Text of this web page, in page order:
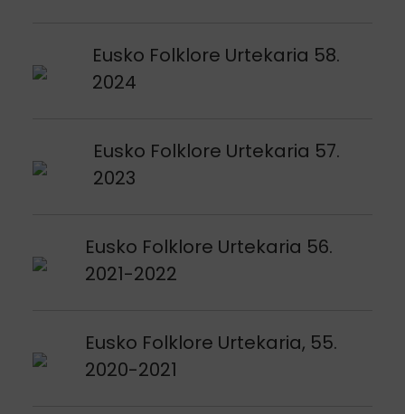
Eusko Folklore Urtekaria 58.
2024
Argitalpena ikusi
Eusko Folklore Urtekaria 57.
2023
Argitalpena ikusi
Eusko Folklore Urtekaria 56.
2021-2022
Argitalpena ikusi
Eusko Folklore Urtekaria, 55.
2020-2021
Argitalpena ikusi